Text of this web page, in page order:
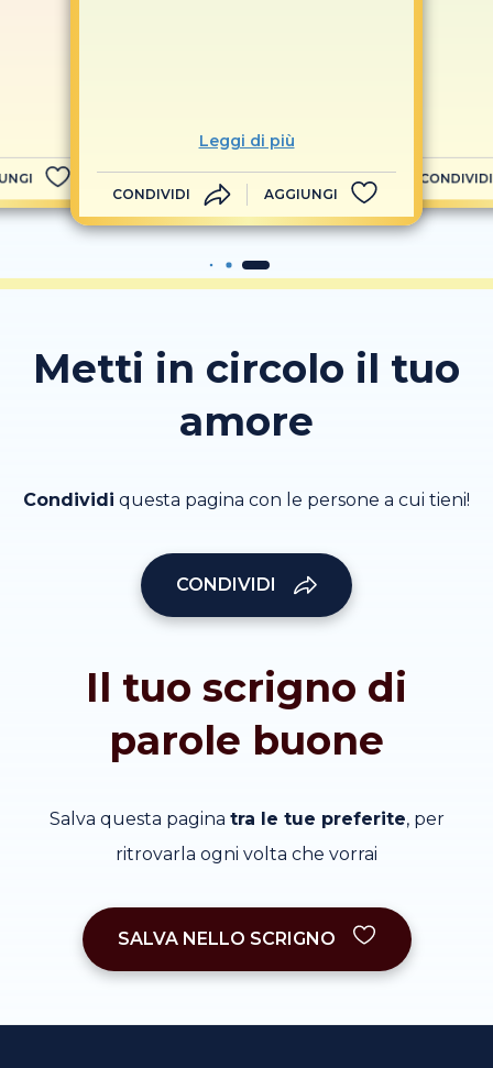
Leggi di più
CONDIVIDI AGGIUNGI
CONDIVIDI
Metti in circolo il tuo
amore
Condividi questa pagina con le persone a cui tieni!
CONDIVIDI
Il tuo scrigno di
parole buone
Salva questa pagina tra le tue preferite, per
ritrovarla ogni volta che vorrai
SALVA NELLO SCRIGNO